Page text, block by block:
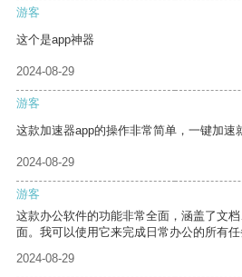
游客
这个是app神器
2024-08-29
游客
这款加速器app的操作非常简单，一键加速
2024-08-29
游客
这款办公软件的功能非常全面，涵盖了文
面。我可以使用它来完成日常办公的所有任
2024-08-29